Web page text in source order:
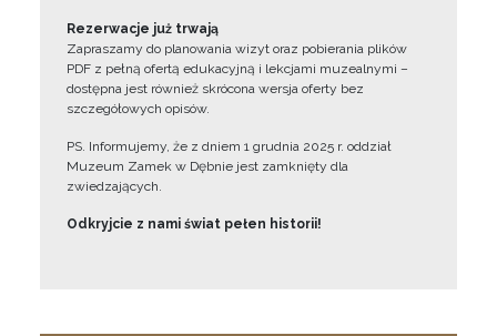
Rezerwacje już trwają
Zapraszamy do planowania wizyt oraz pobierania plików
PDF z pełną ofertą edukacyjną i lekcjami muzealnymi –
dostępna jest również skrócona wersja oferty bez
szczegółowych opisów.
PS. Informujemy, że z dniem 1 grudnia 2025 r. oddział
Muzeum Zamek w Dębnie jest zamknięty dla
zwiedzających.
Odkryjcie z nami świat pełen historii!